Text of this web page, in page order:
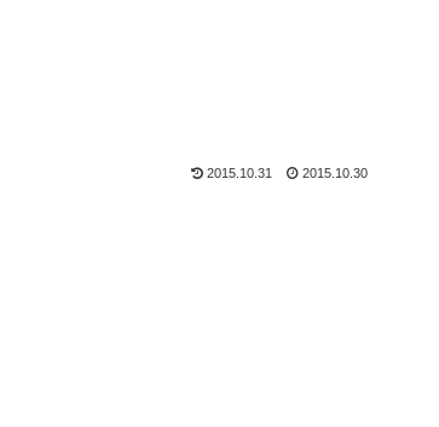
2015.10.31 2015.10.30